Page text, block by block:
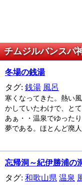
チムジルバンスパ
冬場の銭湯
タグ: 銭湯 風呂
寒くなってきた。熱い
かしていたわけで、と
あぁ・・温泉でゆった
夢である。ほとんど廃人
忘帰洞～紀伊勝浦の
タグ: 和歌山県 温泉